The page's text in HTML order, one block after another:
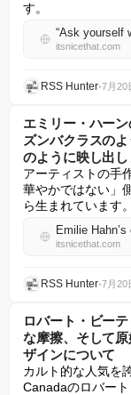
す。
“Ask yourself
itsnicethat.com
RSS Hunter•7月20
エミリー・ハー
ズンバクラスの
のように映し出し
アーティストの手
華やかではない」
ら生まれています。
itsnicethat.com
RSS Hunter•7月20
ロバート・ビー
な摩擦、そして
ザインについて
カルト的な人気を
Canadaのロバー